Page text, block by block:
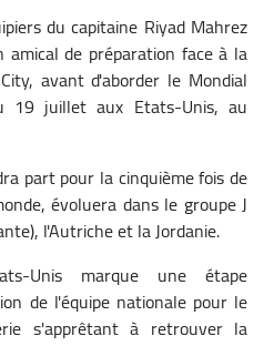
du capitaine Riyad Mahrez
de préparation face à la
avant d'aborder le Mondial
juillet aux Etats-Unis, au
part pour la cinquième fois de
évoluera dans le groupe J
l'Autriche et la Jordanie.
Unis marque une étape
de l'équipe nationale pour le
s'apprêtant à retrouver la